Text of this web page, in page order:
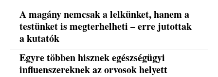
A magány nemcsak a lelkünket, hanem a
testünket is megterhelheti – erre jutottak
a kutatók
Egyre többen hisznek egészségügyi
influenszereknek az orvosok helyett